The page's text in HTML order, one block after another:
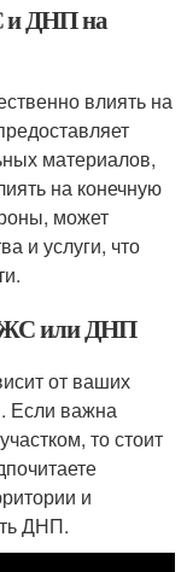
и ДНП на
влиять на
материалов,
на конечную
может
и услуги, что
или ДНП
от ваших
Если важна
то стоит
и
ДНП.